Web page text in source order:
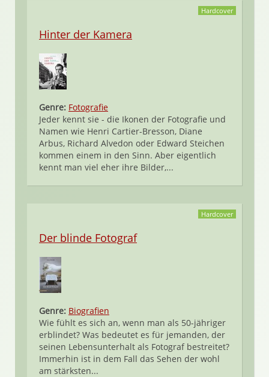
Hardcover
Hinter der Kamera
Genre: Fotografie
Jeder kennt sie - die Ikonen der Fotografie und
Namen wie Henri Cartier-Bresson, Diane
Arbus, Richard Alvedon oder Edward Steichen
kommen einem in den Sinn. Aber eigentlich
kennt man viel eher ihre Bilder,...
Hardcover
Der blinde Fotograf
Genre: Biografien
Wie fühlt es sich an, wenn man als 50-jähriger
erblindet? Was bedeutet es für jemanden, der
seinen Lebensunterhalt als Fotograf bestreitet?
Immerhin ist in dem Fall das Sehen der wohl
am stärksten...